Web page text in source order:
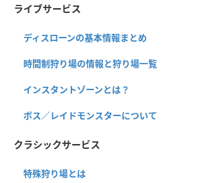
ライブサービス
ディスローンの基本情報まとめ
時間制狩り場の情報と狩り場一覧
インスタントゾーンとは？
ボス／レイドモンスターについて
クラシックサービス
特殊狩り場とは